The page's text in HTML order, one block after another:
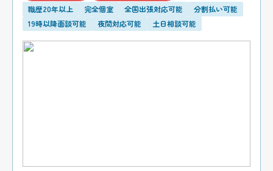
職歴20年以上 完全個室 全国出張対応可能
分割払い可能
19時以降面談可能
夜間対応可能 土日相談可能